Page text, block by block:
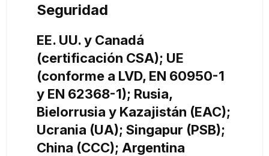
Seguridad
EE. UU. y Canadá
(certificación CSA); UE
(conforme a LVD, EN 60950-1
y EN 62368-1); Rusia,
Bielorrusia y Kazajistán (EAC);
Ucrania (UA); Singapur (PSB);
China (CCC); Argentina